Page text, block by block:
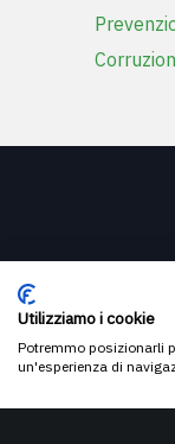
Utilizziamo i cookie
Potremmo posizionarli
un'esperienza di